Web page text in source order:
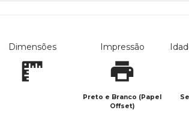
Dimensões Impressão
Preto e Branco (Papel
Offset)